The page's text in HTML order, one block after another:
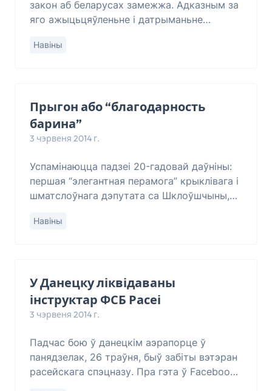
закон аб беларусах замежжа. Адказным за
яго ажыцьцяўленьне і датрыманьне
(гэта значыць – міністар спадар-гэбіст
Навіны
Прыгон або “благодарность
барина”
3 чэрвеня 2014 г.
Успамінаюцца падзеі 20-гадовай даўніны:
першая “элегантная перамога” крыклівага і
шматслоўнага дэпутата са Шклоўшчыны,
сьмяяўся, вачам сваім ня мог паверыць,
Навіны
У Данецку ліквідаваны
інструктар ФСБ Расеі
3 чэрвеня 2014 г.
Падчас бою ў данецкім аэрапорце ў
панядзелак, 26 траўня, быў забіты вэтэран
расейскага спэцназу. Пра гэта ў Facebook